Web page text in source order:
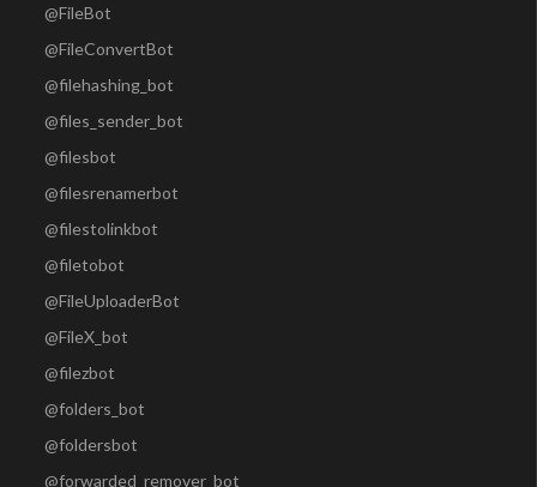
@FileBot
@FileConvertBot
@filehashing_bot
@files_sender_bot
@filesbot
@filesrenamerbot
@filestolinkbot
@filetobot
@FileUploaderBot
@FileX_bot
@filezbot
@folders_bot
@foldersbot
@forwarded_remover_bot